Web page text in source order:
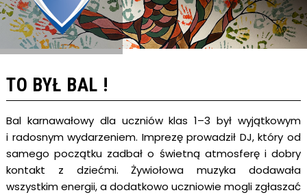
TO BYŁ BAL !
Bal karnawałowy dla uczniów klas 1–3 był wyjątkowym
i radosnym wydarzeniem. Imprezę prowadził DJ, który od
samego początku zadbał o świetną atmosferę i dobry
kontakt z dziećmi. Żywiołowa muzyka dodawała
wszystkim energii, a dodatkowo uczniowie mogli zgłaszać